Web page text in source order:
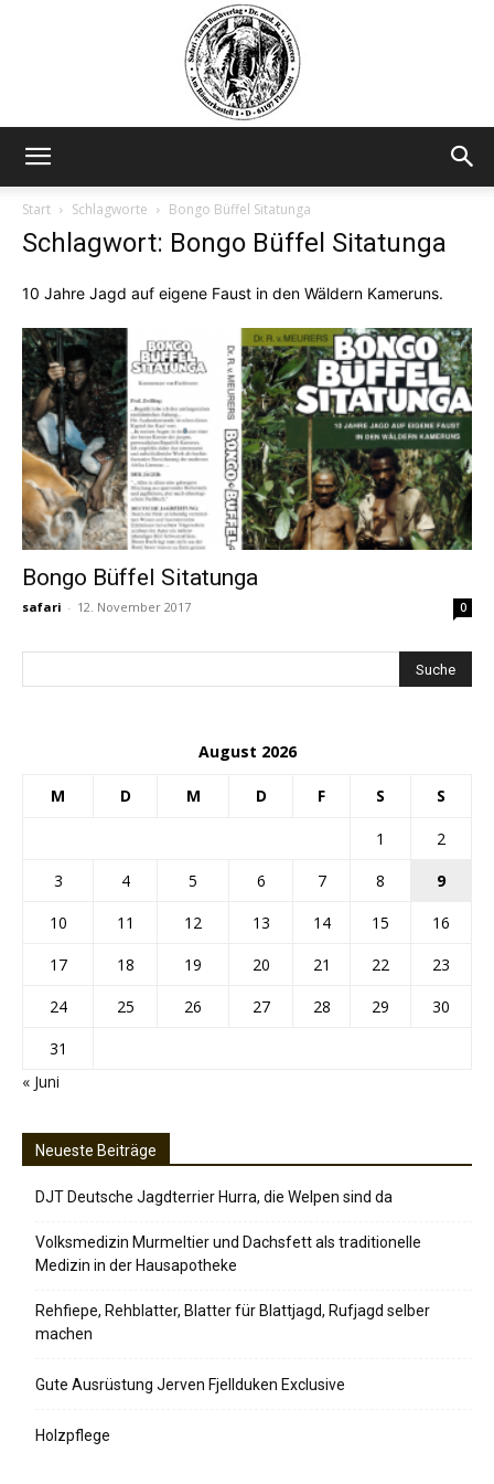
Start
Schlagworte Bongo Büffel Sitatunga
Schlagwort: Bongo Büffel Sitatunga
10 Jahre Jagd auf eigene Faust in den Wäldern Kameruns.
Bongo Büffel Sitatunga
safari - 12. November 2017 0
August 2026
M D M D F S S
1
2
3
4 5 6 7 8
9
10
11 12 13 14 15
16
17
18 19 20 21 22
23
24
25 26 27 28 29
30
31
« Juni
Neueste Beiträge
DJT Deutsche Jagdterrier Hurra, die Welpen sind da
Volksmedizin Murmeltier und Dachsfett als traditionelle
Medizin in der Hausapotheke
Rehfiepe, Rehblatter, Blatter für Blattjagd, Rufjagd selber
machen
Gute Ausrüstung Jerven Fjellduken Exclusive
Holzpflege